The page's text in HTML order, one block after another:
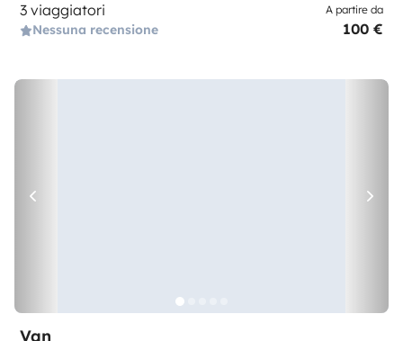
3 viaggiatori
Nessuna recensione
A partire da
100 €
Van